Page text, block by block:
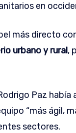
en
más directo
urbano y rural,
Paz había
“más ágil,
sectores.